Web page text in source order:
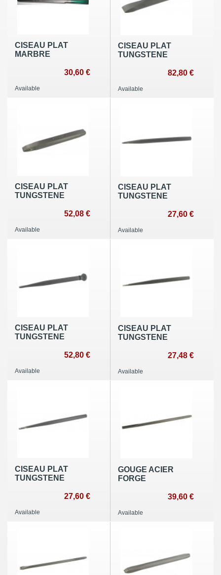
CISEAU PLAT
MARBRE
30,60 €
Available
CISEAU PLAT
TUNGSTENE
82,80 €
Available
CISEAU PLAT
TUNGSTENE
52,08 €
Available
CISEAU PLAT
TUNGSTENE
27,60 €
Available
CISEAU PLAT
TUNGSTENE
52,80 €
Available
CISEAU PLAT
TUNGSTENE
27,48 €
Available
CISEAU PLAT
TUNGSTENE
27,60 €
Available
GOUGE ACIER
FORGE
39,60 €
Available